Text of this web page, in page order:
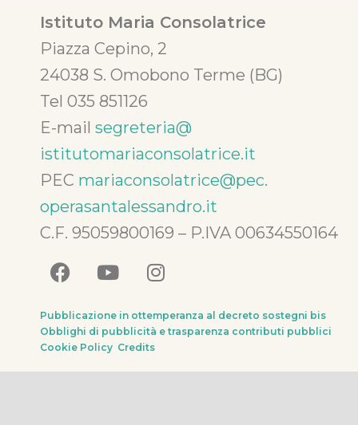
Istituto Maria Consolatrice
Piazza Cepino, 2
24038 S. Omobono Terme (BG)
Tel 035 851126
E-mail segreteria@
istitutomariaconsolatrice.it
PEC mariaconsolatrice@pec.
operasantalessandro.it
C.F. 95059800169 – P.IVA 00634550164
Pubblicazione in ottemperanza al decreto sostegni bis
Obblighi di pubblicità e trasparenza contributi pubblici
Cookie Policy Credits